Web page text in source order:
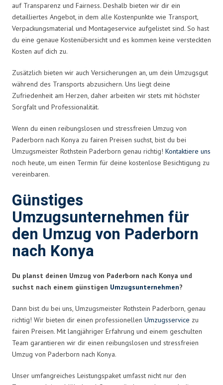
auf Transparenz und Fairness. Deshalb bieten wir dir ein
detailliertes Angebot, in dem alle Kostenpunkte wie Transport,
Verpackungsmaterial und Montageservice aufgelistet sind. So hast
du eine genaue Kostenübersicht und es kommen keine versteckten
Kosten auf dich zu.
Zusätzlich bieten wir auch Versicherungen an, um dein Umzugsgut
während des Transports abzusichern. Uns liegt deine
Zufriedenheit am Herzen, daher arbeiten wir stets mit höchster
Sorgfalt und Professionalität.
Wenn du einen reibungslosen und stressfreien Umzug von
Paderborn nach Konya zu fairen Preisen suchst, bist du bei
Umzugsmeister Rothstein Paderborn genau richtig! Kontaktiere uns
noch heute, um einen Termin für deine kostenlose Besichtigung zu
vereinbaren.
Günstiges
Umzugsunternehmen für
den Umzug von Paderborn
nach Konya
Du planst deinen Umzug von Paderborn nach Konya und
suchst nach einem günstigen Umzugsunternehmen?
Dann bist du bei uns, Umzugsmeister Rothstein Paderborn, genau
richtig! Wir bieten dir einen professionellen Umzugsservice zu
fairen Preisen. Mit langjähriger Erfahrung und einem geschulten
Team garantieren wir dir einen reibungslosen und stressfreien
Umzug von Paderborn nach Konya.
Unser umfangreiches Leistungspaket umfasst nicht nur den